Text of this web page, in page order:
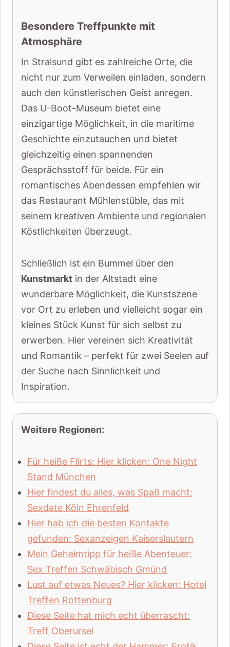
Besondere Treffpunkte mit
Atmosphäre
In Stralsund gibt es zahlreiche Orte, die
nicht nur zum Verweilen einladen, sondern
auch den künstlerischen Geist anregen.
Das U-Boot-Museum bietet eine
einzigartige Möglichkeit, in die maritime
Geschichte einzutauchen und bietet
gleichzeitig einen spannenden
Gesprächsstoff für beide. Für ein
romantisches Abendessen empfehlen wir
das Restaurant Mühlenstüble, das mit
seinem kreativen Ambiente und regionalen
Köstlichkeiten überzeugt.
Schließlich ist ein Bummel über den
Kunstmarkt in der Altstadt eine
wunderbare Möglichkeit, die Kunstszene
vor Ort zu erleben und vielleicht sogar ein
kleines Stück Kunst für sich selbst zu
erwerben. Hier vereinen sich Kreativität
und Romantik – perfekt für zwei Seelen auf
der Suche nach Sinnlichkeit und
Inspiration.
Weitere Regionen:
Für heiße Flirts: Hier klicken: One Night
Stand München
Hier findest du alles, was Spaß macht:
Sexdate Köln Ehrenfeld
Hier hab ich die besten Kontakte
gefunden: Sexanzeigen Kaiserslautern
Mein Geheimtipp für heiße Abenteuer:
Sex Treffen Schwäbisch Gmünd
Lust auf etwas Neues? Hier klicken: Hotel
Treffen Rottenburg
Diese Seite hat mich echt überrascht:
Treff Oberursel